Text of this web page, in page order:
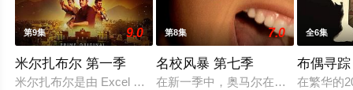
第9集 9.0
米尔扎布尔 第一季
米尔扎布尔是由 Excel Entertainment制作的亚马逊Prime视频的
第8集 7.0
名校风暴 第七季
在新一季中，奥马尔在远离拉斯·恩
全6集
布偶寻踪
在繁华的